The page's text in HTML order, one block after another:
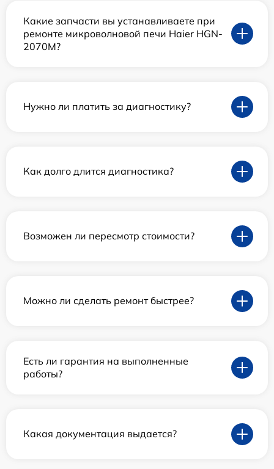
Какие запчасти вы устанавливаете при
ремонте микроволновой печи Haier HGN-
2070M?
Нужно ли платить за диагностику?
Как долго длится диагностика?
Возможен ли пересмотр стоимости?
Можно ли сделать ремонт быстрее?
Есть ли гарантия на выполненные
работы?
Какая документация выдается?